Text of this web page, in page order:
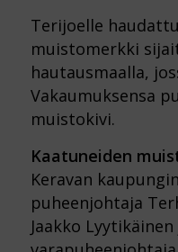
Terijoelle
muistomerkki
hautausmaalla,
Vakaumuksensa
muistokivi.
Kaatuneiden
Keravan
puheenjohtaja
Jaakko